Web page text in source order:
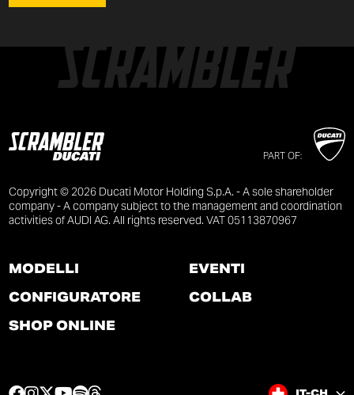
PART OF:
Copyright © 2026 Ducati Motor Holding S.p.A. - A sole shareholder
company - A company subject to the management and coordination
activities of AUDI AG. All rights reserved. VAT 05113870967
MODELLI
CONFIGURATORE
SHOP ONLINE
EVENTI
COLLAB